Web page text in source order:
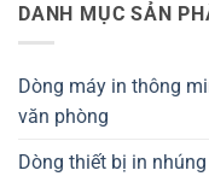
DANH MỤC SẢN
Dòng máy in thông
văn phòng
Dòng thiết bị in nhúng